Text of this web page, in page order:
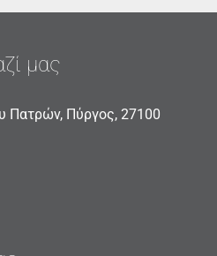
μας
Πατρών, Πύργος, 27100